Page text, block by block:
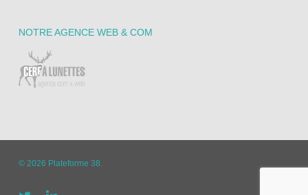
NOTRE AGENCE WEB & COM
© 2026 Plateforme 38.